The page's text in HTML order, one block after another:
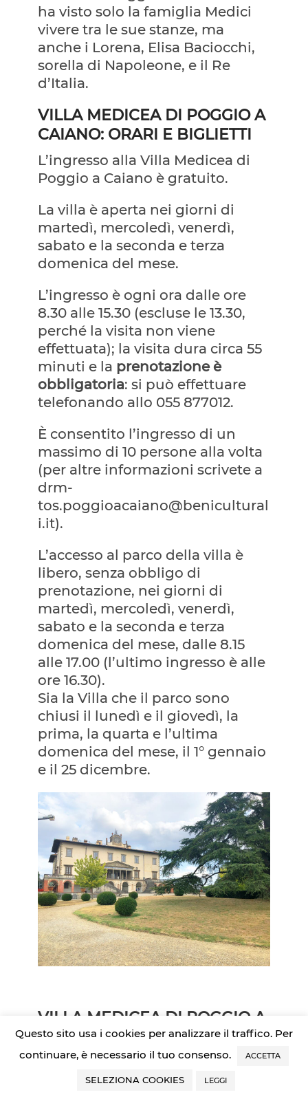
ha visto solo la famiglia Medici
vivere tra le sue stanze, ma
anche i Lorena, Elisa Baciocchi,
sorella di Napoleone, e il Re
d’Italia.
VILLA MEDICEA DI POGGIO A
CAIANO: ORARI E BIGLIETTI
L’ingresso alla Villa Medicea di
Poggio a Caiano è gratuito.
La villa è aperta nei giorni di
martedì, mercoledì, venerdì,
sabato e la seconda e terza
domenica del mese.
L’ingresso è ogni ora dalle ore
8.30 alle 15.30 (escluse le 13.30,
perché la visita non viene
effettuata); la visita dura circa 55
minuti e la prenotazione è
obbligatoria: si può effettuare
telefonando allo 055 877012.
È consentito l’ingresso di un
massimo di 10 persone alla volta
(per altre informazioni scrivete a
drm-
tos.poggioacaiano@benicultural
i.it).
L’accesso al parco della villa è
libero, senza obbligo di
prenotazione, nei giorni di
martedì, mercoledì, venerdì,
sabato e la seconda e terza
domenica del mese, dalle 8.15
alle 17.00 (l’ultimo ingresso è alle
ore 16.30).
Sia la Villa che il parco sono
chiusi il lunedì e il giovedì, la
prima, la quarta e l’ultima
domenica del mese, il 1° gennaio
e il 25 dicembre.
VILLA MEDICEA DI POGGIO A
CAIANO: VISITE GUIDATE
Purtroppo non sono previste
visite guidate per la Villa di
Questo sito usa i cookies per analizzare il traffico. Per
continuare, è necessario il tuo consenso.
ACCETTA
SELEZIONA COOKIES LEGGI